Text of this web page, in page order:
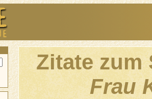
Zitate
Frau